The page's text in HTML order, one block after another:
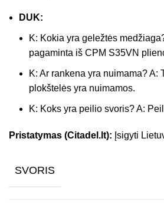
DUK:
K: Kokia yra geležtės
pagaminta iš CPM S35VN
K: Ar rankena yra nuimama? A:
plokštelės yra nuimamos.
K: Koks yra peilio svoris? A:
Pristatymas (Citadel.lt): Įsigyti
SVORIS